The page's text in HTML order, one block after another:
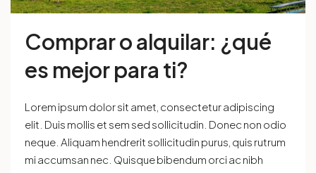
Comprar o alquilar: ¿qué
es mejor para ti?
Lorem ipsum dolor sit amet, consectetur adipiscing
elit. Duis mollis et sem sed sollicitudin. Donec non odio
neque. Aliquam hendrerit sollicitudin purus, quis rutrum
mi accumsan nec. Quisque bibendum orci ac nibh